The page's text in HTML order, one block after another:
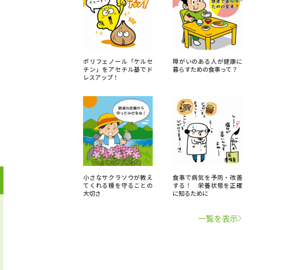
このサイトについて
受付内容・発送状況の確認 テレメール
お支払いサイト
お問合せ先 テレメール進学カタログ訂正のご案内
ポリフェノール「ケルセ
チン」をアセチル基でド
レスアップ！
障がいのある人が健康に
暮らすための食事って？
小さなサクラソウが教え
てくれる種を守ることの
大切さ
食事で病気を予防・改善
する！ 栄養状態を正確
に知るために
一覧を表示